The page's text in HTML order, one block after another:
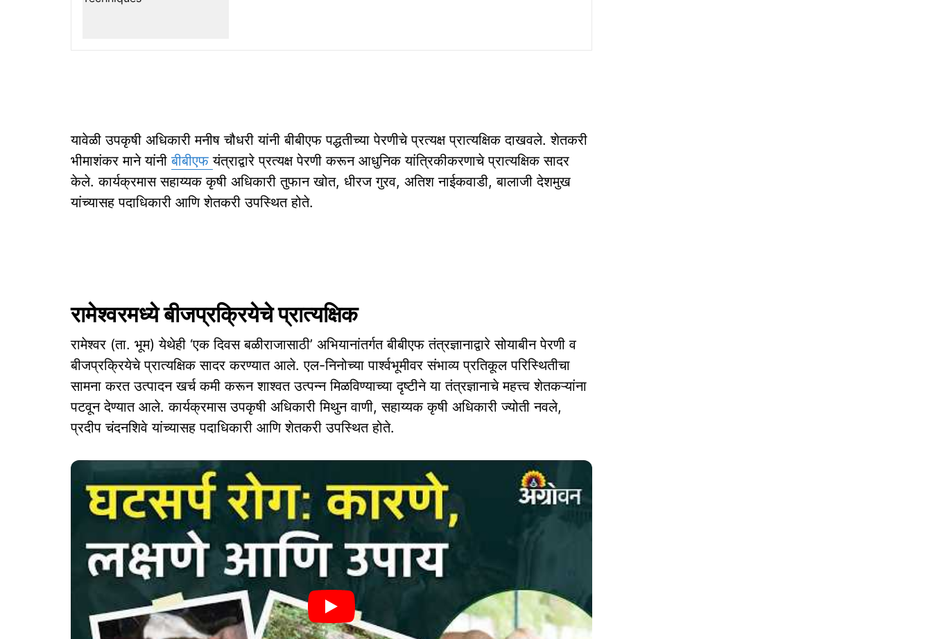
यावेळी उपकृषी अधिकारी मनीष चौधरी यांनी बीबीएफ पद्धतीच्या पेरणीचे प्रत्यक्ष प्रात्यक्षिक दाखवले. शेतकरी
भीमाशंकर माने यांनीबीबीएफयंत्राद्वारे प्रत्यक्ष पेरणी करून आधुनिक यांत्रिकीकरणाचे प्रात्यक्षिक सादर
केले. कार्यक्रमास सहाय्यक कृषी अधिकारी तुफान खोत, धीरज गुरव, अतिश नाईकवाडी, बालाजी देशमुख
यांच्यासह पदाधिकारी आणि शेतकरी उपस्थित होते.
रामेश्वरमध्ये बीजप्रक्रियेचे प्रात्यक्षिक
रामेश्वर (ता. भूम) येथेही ‘एक दिवस बळीराजासाठी’ अभियानांतर्गत बीबीएफ तंत्रज्ञानाद्वारे सोयाबीन पेरणी व
बीजप्रक्रियेचे प्रात्यक्षिक सादर करण्यात आले. एल-निनोच्या पार्श्वभूमीवर संभाव्य प्रतिकूल परिस्थितीचा
सामना करत उत्पादन खर्च कमी करून शाश्वत उत्पन्न मिळविण्याच्या दृष्टीने या तंत्रज्ञानाचे महत्त्व शेतकऱ्यांना
पटवून देण्यात आले. कार्यक्रमास उपकृषी अधिकारी मिथुन वाणी, सहाय्यक कृषी अधिकारी ज्योती नवले,
प्रदीप चंदनशिवे यांच्यासह पदाधिकारी आणि शेतकरी उपस्थित होते.